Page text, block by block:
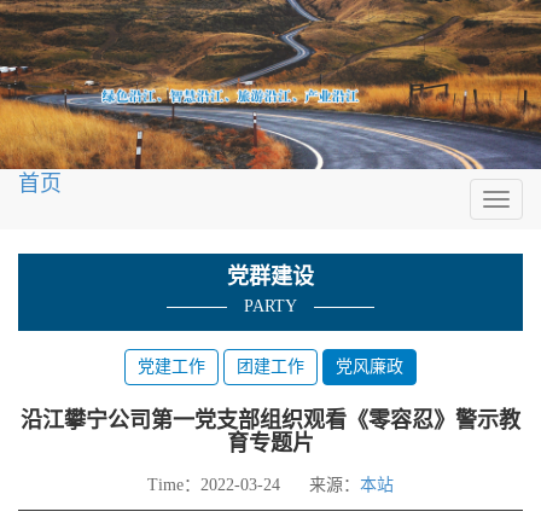
Toggle
首页
党群建设
PARTY
党建工作 团建工作 党风廉政
沿江攀宁公司第一党支部组织观看《零容忍》警示教
育专题片
Time：2022-03-24 来源： 本站